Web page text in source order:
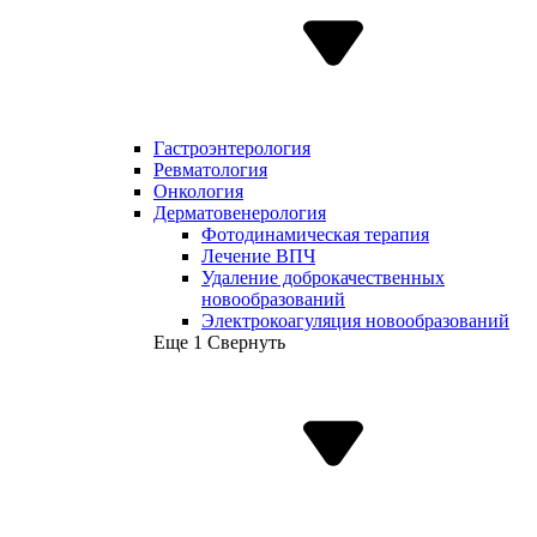
Гастроэнтерология
Ревматология
Онкология
Дерматовенерология
Фотодинамическая терапия
Лечение ВПЧ
Удаление доброкачественных
новообразований
Электрокоагуляция новообразований
Еще 1 Свернуть